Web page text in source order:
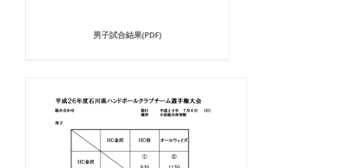
男子試合結果(PDF)